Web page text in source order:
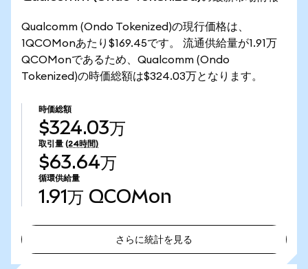
Qualcomm (Ondo Tokenized)の現行価格は、
1QCOMonあたり$169.45です。 流通供給量が1.91万
QCOMonであるため、Qualcomm (Ondo
Tokenized)の時価総額は$324.03万となります。
時価総額
$324.03万
取引量 (24時間)
$63.64万
循環供給量
1.91万 QCOMon
さらに統計を見る